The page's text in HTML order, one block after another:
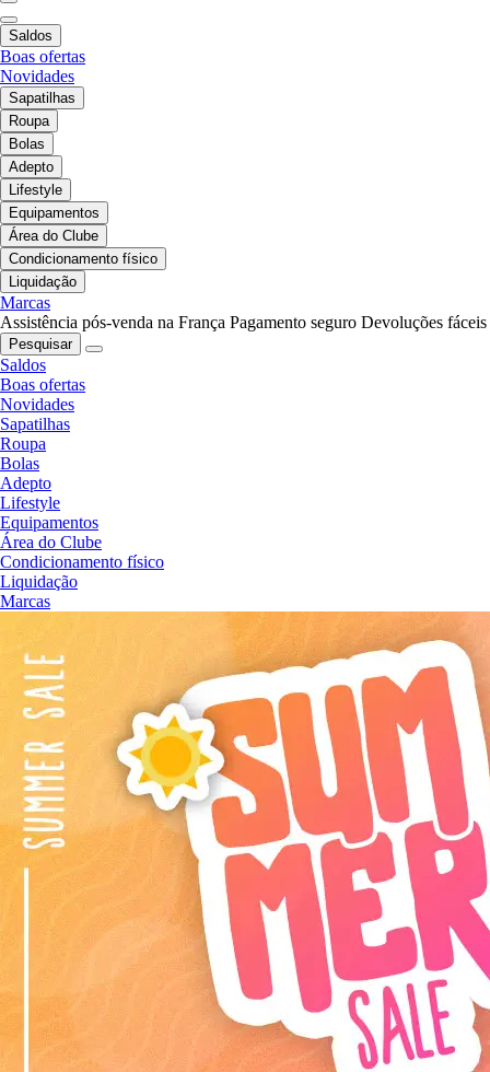
Saldos
Boas ofertas
Novidades
Sapatilhas
Roupa
Bolas
Adepto
Lifestyle
Equipamentos
Área do Clube
Condicionamento físico
Liquidação
Marcas
Assistência pós-venda na França Pagamento seguro Devoluções fáceis
Pesquisar
Saldos
Boas ofertas
Novidades
Sapatilhas
Roupa
Bolas
Adepto
Lifestyle
Equipamentos
Área do Clube
Condicionamento físico
Liquidação
Marcas